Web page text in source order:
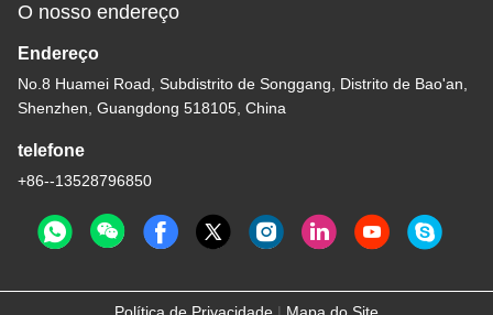
O nosso endereço
Endereço
No.8 Huamei Road, Subdistrito de Songgang, Distrito de Bao'an,
Shenzhen, Guangdong 518105, China
telefone
+86--13528796850